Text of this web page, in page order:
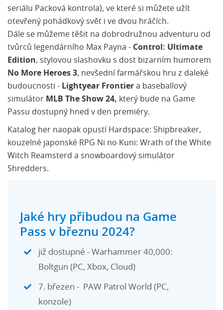
seriálu Packová kontrola), ve které si můžete užít
otevřený pohádkový svět i ve dvou hráčích.
Dále se můžeme těšit na dobrodružnou adventuru od
tvůrců legendárního Max Payna - Control: Ultimate
Edition, stylovou slashovku s dost bizarním humorem
No More Heroes 3, nevšední farmářskou hru z daleké
budoucnosti - Lightyear Frontier a baseballový
simulátor MLB The Show 24, který bude na Game
Passu dostupný hned v den premiéry.
Katalog her naopak opustí Hardspace: Shipbreaker,
kouzelné japonské RPG Ni no Kuni: Wrath of the White
Witch Reamsterd a snowboardový simulátor
Shredders.
Jaké hry přibudou na Game
Pass v březnu 2024?
již dostupné - Warhammer 40,000:
Boltgun (PC, Xbox, Cloud)
7. březen - PAW Patrol World (PC,
konzole)